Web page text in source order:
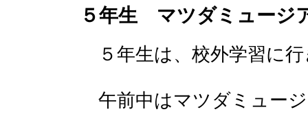
５年生 マツダミュージ
５年生は、校外学習に
午前中はマツダミュー